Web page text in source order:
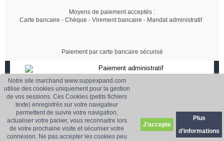
Notre site marchand www.suppexpand.com
utilise des cookies uniquement pour la gestion
de vos sessions. Ces Cookies (petits fichiers
texte) enregistrés sur votre navigateur
permettent de suivre votre navigation,
actualiser votre panier, vous reconnaitre lors
de votre prochaine visite et sécuriser votre
connexion. Ne pas accepter les cookies peu
J’accepte
Plus
d’informations
Moyens de paiement acceptés :
Carte bancaire - Chèque - Virement bancaire - Mandat administratif
Paiement par carte bancaire sécurisé
Paiement administratif
Paiement sécurisé
CB, Virement, Chèque..
Livraison
France et Europe 01 42 18 10 70
Prix dégressif
Selon quantité